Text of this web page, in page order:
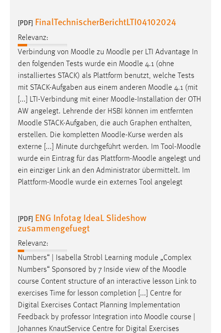
[PDF] FinalTechnischerBerichtLTI04102024
Relevanz:
Verbindung von Moodle zu Moodle per LTI Advantage In
den folgenden Tests wurde ein Moodle 4.1 (ohne
installiertes STACK) als Plattform benutzt, welche Tests
mit STACK-Aufgaben aus einem anderen Moodle 4.1 (mit
[...] LTI-Verbindung mit einer Moodle-Installation der OTH
AW angelegt. Lehrende der HSBI können im entfernten
Moodle STACK-Aufgaben, die auch Graphen enthalten,
erstellen. Die kompletten Moodle-Kurse werden als
externe [...] Minute durchgeführt werden. Im Tool-Moodle
wurde ein Eintrag für das Plattform-Moodle angelegt und
ein einziger Link an den Administrator übermittelt. Im
Plattform-Moodle wurde ein externes Tool angelegt
[PDF] ENG Infotag IdeaL Slideshow
zusammengefuegt
Relevanz:
Numbers“ | Isabella Strobl Learning module „Complex
Numbers“ Sponsored by 7 Inside view of the Moodle
course Content structure of an interactive lesson Link to
exercises Time for lesson completion [...] Centre for
Digital Exercises Contact Planning Implementation
Feedback by professor Integration into Moodle course |
Johannes KnautService Centre for Digital Exercises
Google Ads
Name:
_gcl_au
Anbieter:
Google Ireland Limited
Zweck:
Conversion-Tracking
Cookie Laufzeit:
3 Monate
Facebook Pixel
Anbieter:
Zweck:
Conversion-Tracking
Cookie Laufzeit:
3 Monate